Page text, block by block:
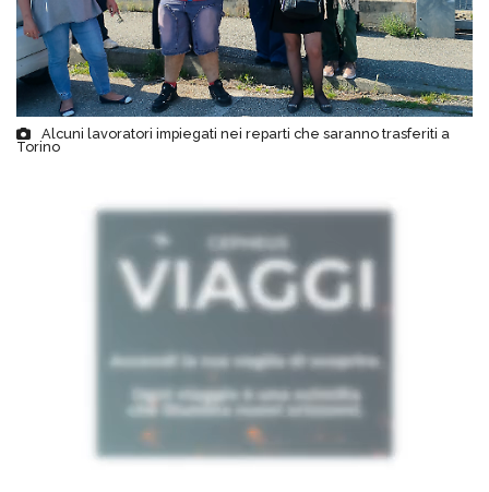
Alcuni lavoratori impiegati nei reparti che saranno trasferiti a
Torino